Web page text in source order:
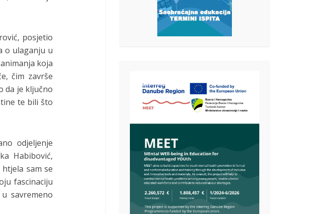
posjetio
o ulaganju u
koja
čim završe
da je ključno
te bili što
odjeljenje
Habibović,
sam se
fascinaciju
savremeno